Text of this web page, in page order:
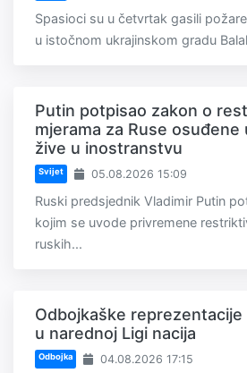
Spasioci su u četvrtak gasili
u istočnom ukrajinskom gradu
Putin potpisao zakon o
mjerama za Ruse
žive u inostranstvu
Svijet 05.08.2026 15:09
Ruski predsjednik Vladimir Putin
kojim se uvode privremene
ruskih...
Odbojkaške
u narednoj Ligi nacija
Odbojka 04.08.2026 17:15